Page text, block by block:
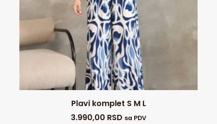
Plavi komplet S M L
3.990,00 RSD sa PDV